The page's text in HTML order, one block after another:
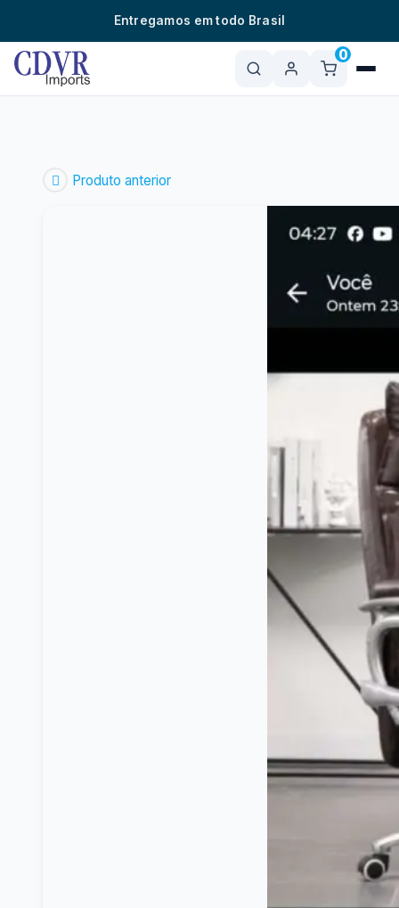
Entregamos em todo Brasil
0
Produto anterior